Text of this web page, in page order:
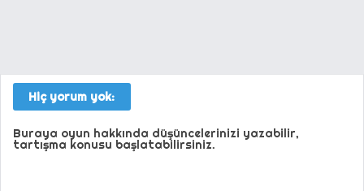
Hiç yorum yok:
Buraya oyun hakkında düşüncelerinizi yazabilir,
tartışma konusu başlatabilirsiniz.